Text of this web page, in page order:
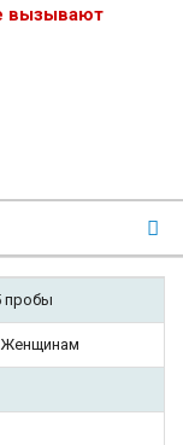
вызывают
пробы